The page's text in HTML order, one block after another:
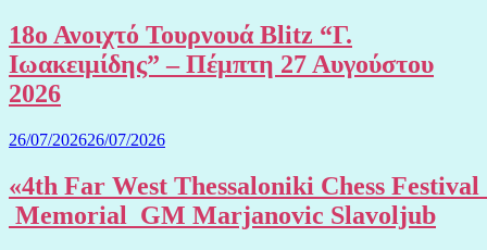
18ο Ανοιχτό Τουρνουά Blitz “Γ.
Ιωακειμίδης” – Πέμπτη 27 Αυγούστου
2026
26/07/202626/07/2026
«4th Far West Thessaloniki Chess Festival
Memorial GM Marjanovic Slavoljub